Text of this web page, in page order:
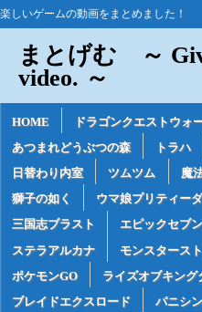
楽しいゲームの動画をまとめました！
まとげむ ～
video. ～
HOME ドラゴンクエストウォ
あつまれどうぶつの森
トラハ
日替わり内室
ツムツム 魔
獅子の如く
ウマ娘プリティー
三国志ブラスト
エピックセブ
ステラアルカナ
モンスタース
ポケモンGO
ライズオブキング
ブレイドエクスロード
パニシ